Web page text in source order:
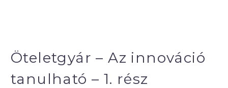
Öteletgyár – Az innováció
tanulható – 1. rész